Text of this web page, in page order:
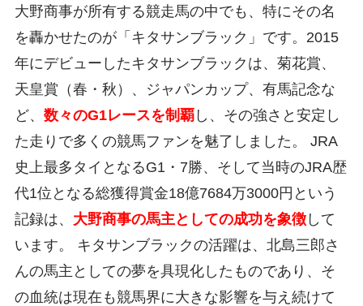
大野商事が所有する競走馬の中でも、特にその名
を轟かせたのが「キタサンブラック」です。2015
年にデビューしたキタサンブラックは、菊花賞、
天皇賞（春・秋）、ジャパンカップ、有馬記念な
ど、 数々のG1レースを制覇し、その強さと安定し
た走りで多くの競馬ファンを魅了しました。 JRA
史上最多タイとなるG1・7勝、そして当時のJRA歴
代1位となる総獲得賞金18億7684万3000円という
記録は、 大野商事の馬主としての成功を象徴して
います。 キタサンブラックの活躍は、北島三郎さ
んの馬主としての夢を具現化したものであり、そ
の血統は現在も競馬界に大きな影響を与え続けて